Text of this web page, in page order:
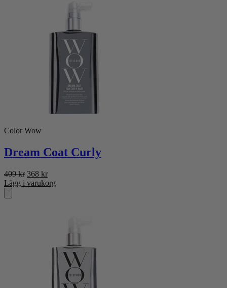
Color Wow
Dream Coat Curly
409kr Det
ursprungliga
368 krDet
nuvarande
Lägg i varukorg